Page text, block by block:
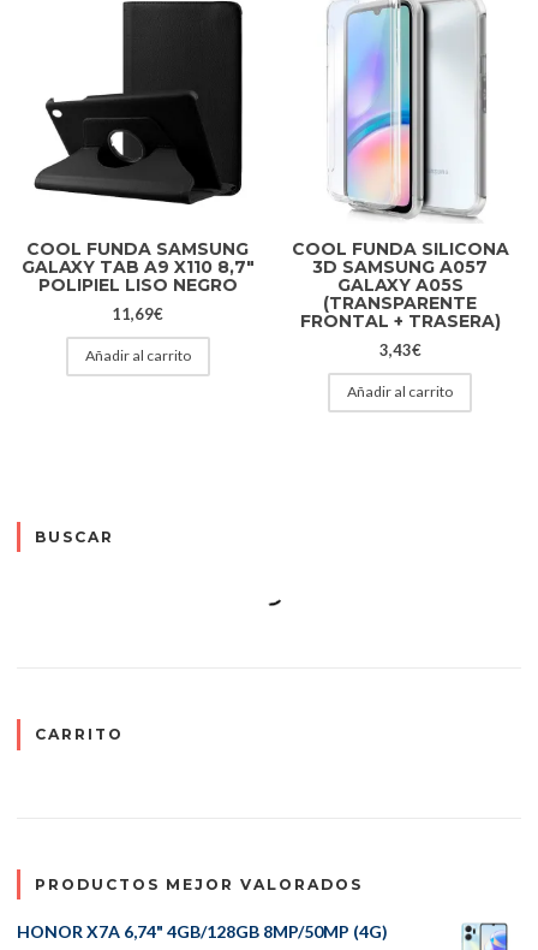
COOL FUNDA SAMSUNG
GALAXY TAB A9 X110 8,7″
POLIPIEL LISO NEGRO
11,69€
Añadir al carrito
COOL FUNDA SILICONA
3D SAMSUNG A057
GALAXY A05S
(TRANSPARENTE
FRONTAL + TRASERA)
3,43€
Añadir al carrito
BUSCAR
CARRITO
PRODUCTOS MEJOR VALORADOS
HONOR X7A 6,74" 4GB/128GB 8MP/50MP (4G)